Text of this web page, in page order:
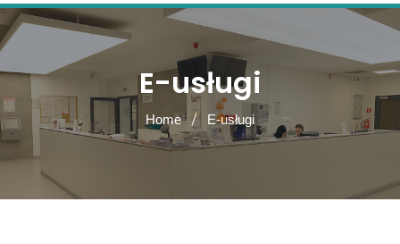
E-usługi
Home E-usługi